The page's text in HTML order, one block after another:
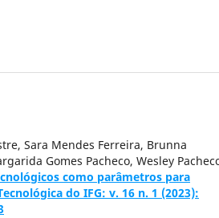
Sara Mendes Ferreira, Brunna
Gomes Pacheco, Wesley
como parâmetros para
do IFG: v. 16 n. 1 (2023):